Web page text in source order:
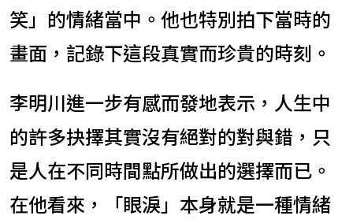
笑」的情緒當中。他也特別拍下當時的
畫面，記錄下這段真實而珍貴的時刻。
李明川進一步有感而發地表示，人生中
的許多抉擇其實沒有絕對的對與錯，只
是人在不同時間點所做出的選擇而已。
在他看來，「眼淚」本身就是一種情緒